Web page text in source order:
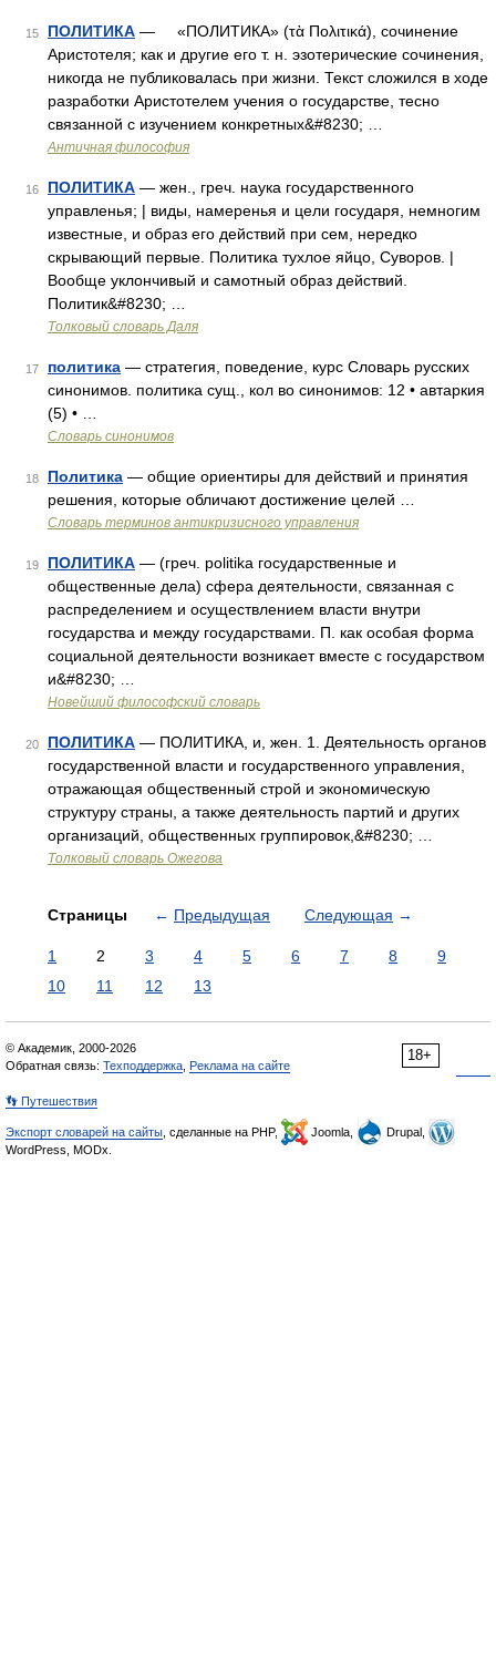
15 ПОЛИТИКА — «ПОЛИТИКА» (τὰ Πολιτικά), сочинение
Аристотеля; как и другие его т. н. эзотерические сочинения,
никогда не публиковалась при жизни. Текст сложился в ходе
разработки Аристотелем учения о государстве, тесно
связанной с изучением конкретных&#8230; …
Античная философия
16 ПОЛИТИКА — жен., греч. наука государственного
управленья; | виды, намеренья и цели государя, немногим
известные, и образ его действий при сем, нередко
скрывающий первые. Политика тухлое яйцо, Суворов. |
Вообще уклончивый и самотный образ действий.
Политик&#8230; …
Толковый словарь Даля
17 политика — стратегия, поведение, курс Словарь русских
синонимов. политика сущ., кол во синонимов: 12 • автаркия
(5) • …
Словарь синонимов
18 Политика — общие ориентиры для действий и принятия
решения, которые обличают достижение целей …
Словарь терминов антикризисного управления
19 ПОЛИТИКА — (греч. politika государственные и
общественные дела) сфера деятельности, связанная с
распределением и осуществлением власти внутри
государства и между государствами. П. как особая форма
социальной деятельности возникает вместе с государством
и&#8230; …
Новейший философский словарь
20 ПОЛИТИКА — ПОЛИТИКА, и, жен. 1. Деятельность органов
государственной власти и государственного управления,
отражающая общественный строй и экономическую
структуру страны, а также деятельность партий и других
организаций, общественных группировок,&#8230; …
Толковый словарь Ожегова
Страницы ← Предыдущая Следующая →
1 2 3 4 5 6 7 8
9
10
11 12 13
18+
© Академик, 2000-2026
Обратная связь: Техподдержка Реклама на сайте
👣 Путешествия
Экспорт словарей на сайты , сделанные на PHP, Joomla,
Drupal,
WordPress, MODx.